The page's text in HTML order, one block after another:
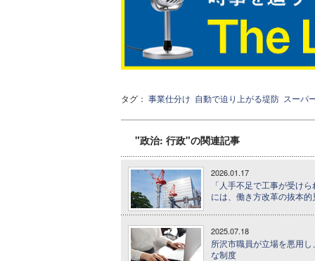
タグ： 事業仕分け 自動で迫り上がる堤防 スーパ
"政治: 行政"の関連記事
2026.01.17
「人手不足で工事が受け
には、働き方改革の抜本
2025.07.18
所沢市職員が立場を悪用
な制度